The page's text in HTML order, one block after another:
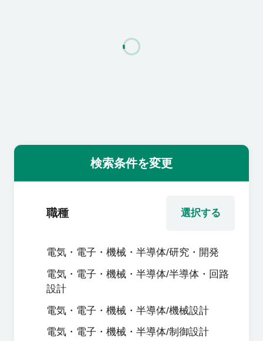
よくあるご質問
企業の担当者様
検索条件を変更
選択する
職種
電気・電子・機械・半導体/研究・開発
電気・電子・機械・半導体/半導体・回路
設計
電気・電子・機械・半導体/機械設計
電気・電子・機械・半導体/制御設計